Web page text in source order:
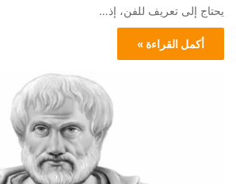
يحتاج إلى تعريف للفن، إذ…
أكمل القراءة »